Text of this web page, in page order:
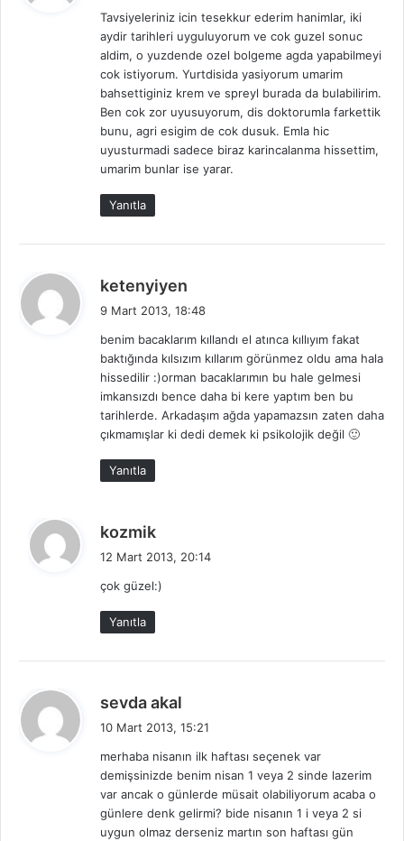
i
k
i
Tavsiyeleriniz icin tesekkur ederim hanimlar, iki
aydir tarihleri uyguluyorum ve cok guzel sonuc
aldim, o yuzdende ozel bolgeme agda yapabilmeyi
cok istiyorum. Yurtdisida yasiyorum umarim
bahsettiginiz krem ve spreyl burada da bulabilirim.
Ben cok zor uyusuyorum, dis doktorumla farkettik
bunu, agri esigim de cok dusuk. Emla hic
uyusturmadi sadece biraz karincalanma hissettim,
umarim bunlar ise yarar.
Yanıtla
ketenyiyen
i
k
i
9 Mart 2013, 18:48
benim bacaklarım kıllandı el atınca kıllıyım fakat
baktığında kılsızım kıllarım görünmez oldu ama hala
hissedilir :)orman bacaklarımın bu hale gelmesi
imkansızdı bence daha bi kere yaptım ben bu
tarihlerde. Arkadaşım ağda yapamazsın zaten daha
çıkmamışlar ki dedi demek ki psikolojik değil 🙂
Yanıtla
kozmik
i
12 Mart 2013, 20:14
çok güzel:)
Yanıtla
sevda akal
i
k
i
:
10 Mart 2013, 15:21
merhaba nisanın ilk haftası seçenek var
demişsinizde benim nisan 1 veya 2 sinde lazerim
var ancak o günlerde müsait olabiliyorum acaba o
günlere denk gelirmi? bide nisanın 1 i veya 2 si
uygun olmaz derseniz martın son haftası gün